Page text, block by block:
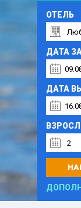
ОТЕЛЬ
ДАТА
ДАТА